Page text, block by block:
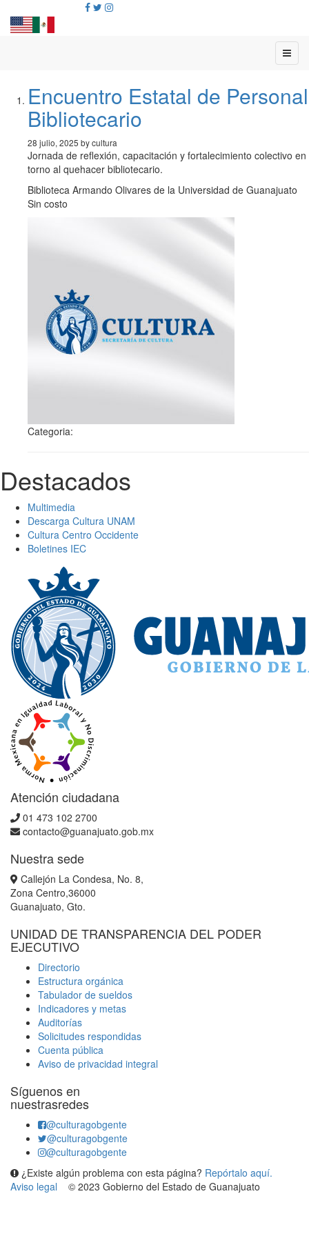
Encuentro Estatal de Personal
Bibliotecario
28 julio, 2025 by cultura
Jornada de reflexión, capacitación y fortalecimiento colectivo en
torno al quehacer bibliotecario.
Biblioteca Armando Olivares de la Universidad de Guanajuato
Sin costo
Categoria:
Destacados
Multimedia
Descarga Cultura UNAM
Cultura Centro Occidente
Boletines IEC
Atención ciudadana
01 473 102 2700
contacto@guanajuato.gob.mx
Nuestra sede
Callejón La Condesa, No. 8,
Zona Centro,36000
Guanajuato, Gto.
UNIDAD DE TRANSPARENCIA DEL PODER
EJECUTIVO
Directorio
Estructura orgánica
Tabulador de sueldos
Indicadores y metas
Auditorías
Solicitudes respondidas
Cuenta pública
Aviso de privacidad integral
Síguenos en
nuestrasredes
@culturagobgente
@culturagobgente
@culturagobgente
¿Existe algún problema con esta página? Repórtalo aquí.
Aviso legal
© 2023 Gobierno del Estado de Guanajuato